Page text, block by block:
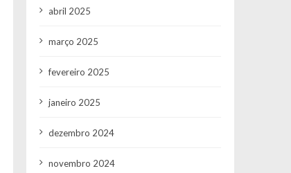
abril 2025
março 2025
fevereiro 2025
janeiro 2025
dezembro 2024
novembro 2024